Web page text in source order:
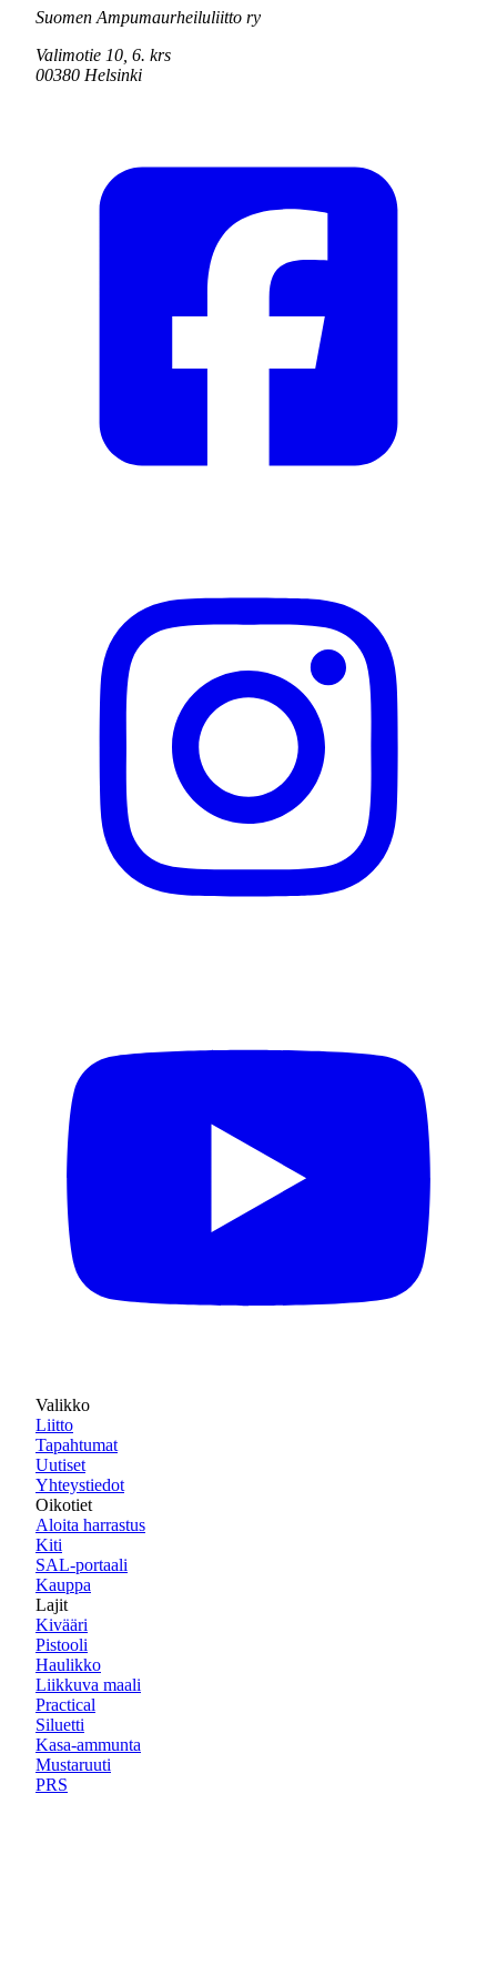
Suomen Ampumaurheiluliitto ry
Valimotie 10, 6. krs
00380 Helsinki
Valikko
Liitto
Tapahtumat
Uutiset
Yhteystiedot
Oikotiet
Aloita harrastus
Kiti
SAL-portaali
Kauppa
Lajit
Kivääri
Pistooli
Haulikko
Liikkuva maali
Practical
Siluetti
Kasa-ammunta
Mustaruuti
PRS